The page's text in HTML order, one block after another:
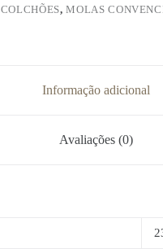
COLCHÕES,MOLAS
Informação adicional
Avaliações (0)